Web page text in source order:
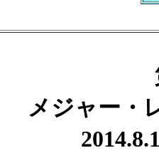
メジャー・